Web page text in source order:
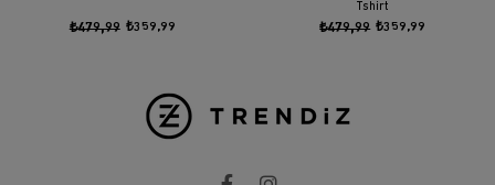
₺359,99
₺479,99
Tshirt
₺359,99
₺479,99